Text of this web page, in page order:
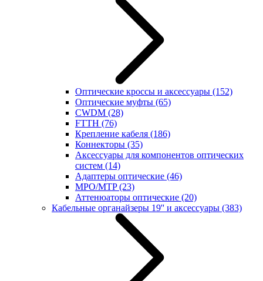
Оптические кроссы и аксессуары (152)
Оптические муфты (65)
CWDM (28)
FTTH (76)
Крепление кабеля (186)
Коннекторы (35)
Аксессуары для компонентов оптических
систем (14)
Адаптеры оптические (46)
MPO/MTP(23)
Аттенюаторы оптические (20)
Кабельные органайзеры 19'' и аксессуары (383)